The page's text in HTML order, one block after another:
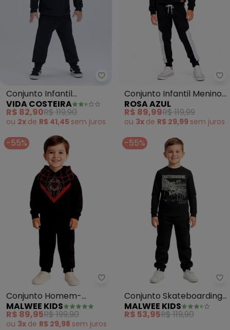
Vida Costeira - Conjunto
Conjunto Infantil
Moletom Felpado com
Urso (Preto)
VIDA COSTEIRA
R$ 82,90R$ 119,90
ou 2x de R$ 41,45 sem juros
Conjunto Infantil Menino
Inverno Kangulu (Preto)
ROSA AZUL
R$ 89,99R$ 119,99
ou 3x de R$ 29,99 sem juros
-55%
Malwee Kids - Conjunto
Conjunto Homem-
Aranha® em Moletom
(Preto)
MALWEE KIDS
R$ 89,95R$ 199,90
ou 3x de R$ 29,98 sem juros
-55%
Conjunto Skateboarding
em Moletom (Preto)
MALWEE KIDS
R$ 53,95R$ 119,90